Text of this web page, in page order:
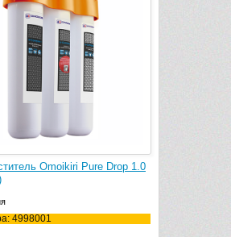
Omoikiri Pure Drop 1.0
4998001